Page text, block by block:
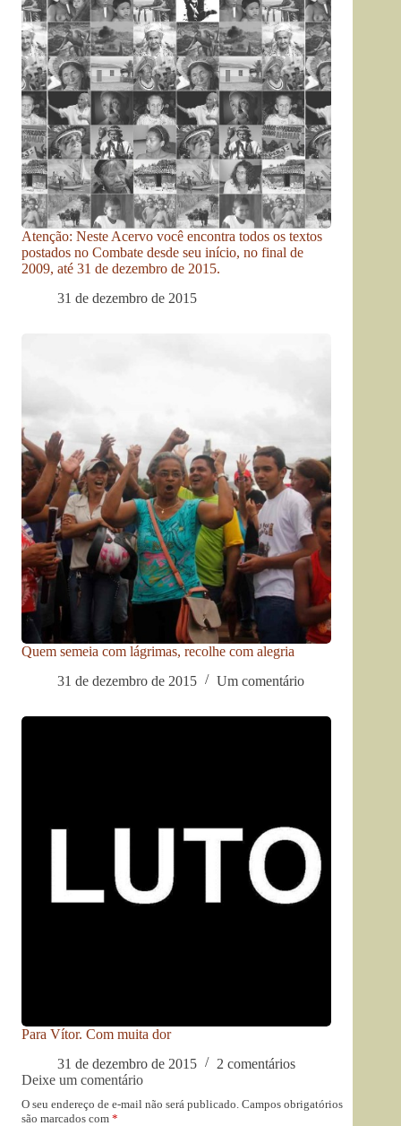
Atenção: Neste Acervo você encontra todos os textos
postados no Combate desde seu início, no final de
2009, até 31 de dezembro de 2015.
31 de dezembro de 2015
Quem semeia com lágrimas, recolhe com alegria
31 de dezembro de 2015
Um comentário
Para Vítor. Com muita dor
31 de dezembro de 2015
2 comentários
Deixe um comentário
O seu endereço de e-mail não será publicado. Campos obrigatórios
são marcados com *